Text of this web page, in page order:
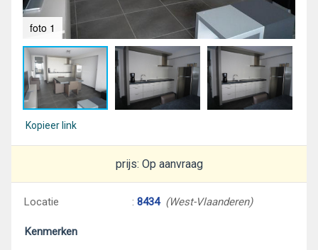
foto 1
Kopieer link
prijs: Op aanvraag
Locatie : 8434 (West-Vlaanderen)
Kenmerken